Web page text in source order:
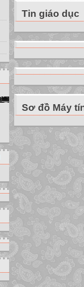
Tiết(theoTKB
Ngày dạy



Tin giáo dục
Sơ đồ Máy